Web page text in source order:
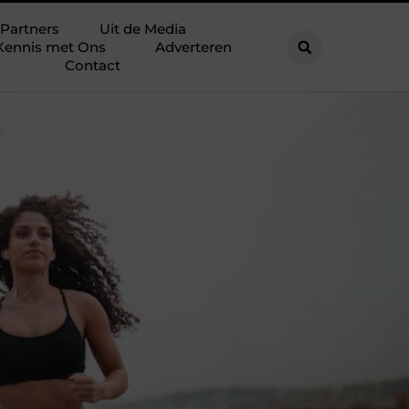
Partners
Uit de Media
met Ons
Adverteren
Contact